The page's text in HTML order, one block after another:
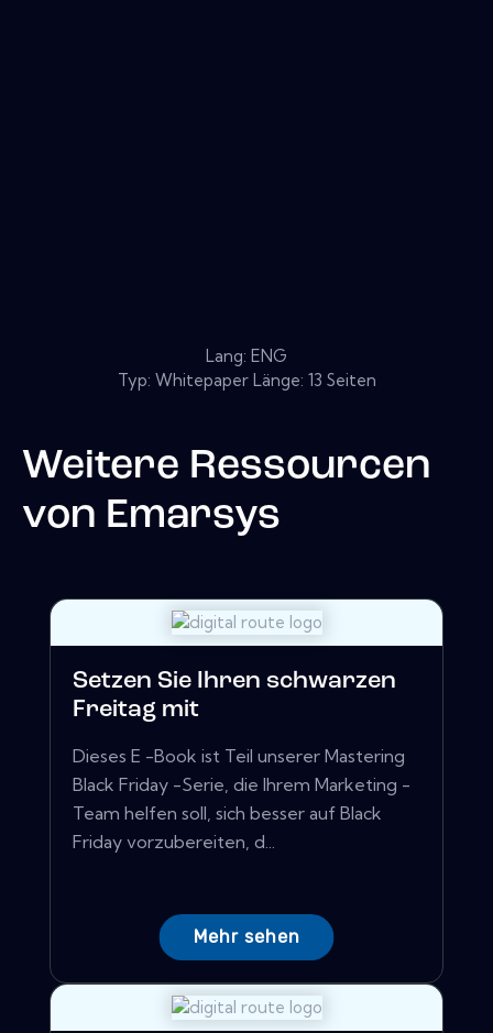
Lang: ENG
Typ: Whitepaper Länge: 13 Seiten
Weitere Ressourcen
von Emarsys
Setzen Sie Ihren schwarzen
Freitag mit
Dieses E -Book ist Teil unserer Mastering
Black Friday -Serie, die Ihrem Marketing -
Team helfen soll, sich besser auf Black
Friday vorzubereiten, d...
Mehr sehen